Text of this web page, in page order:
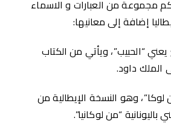
مجموعة من العبارات و الاسماء
إضافة إلى معانيها:
“الحبيب”، ويأتي من الكتاب
الملك داود.
لوكا”، وهو النسخة الإيطالية من
“من لوكانيا”.